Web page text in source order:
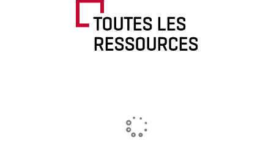
TOUTES LES
RESSOURCES